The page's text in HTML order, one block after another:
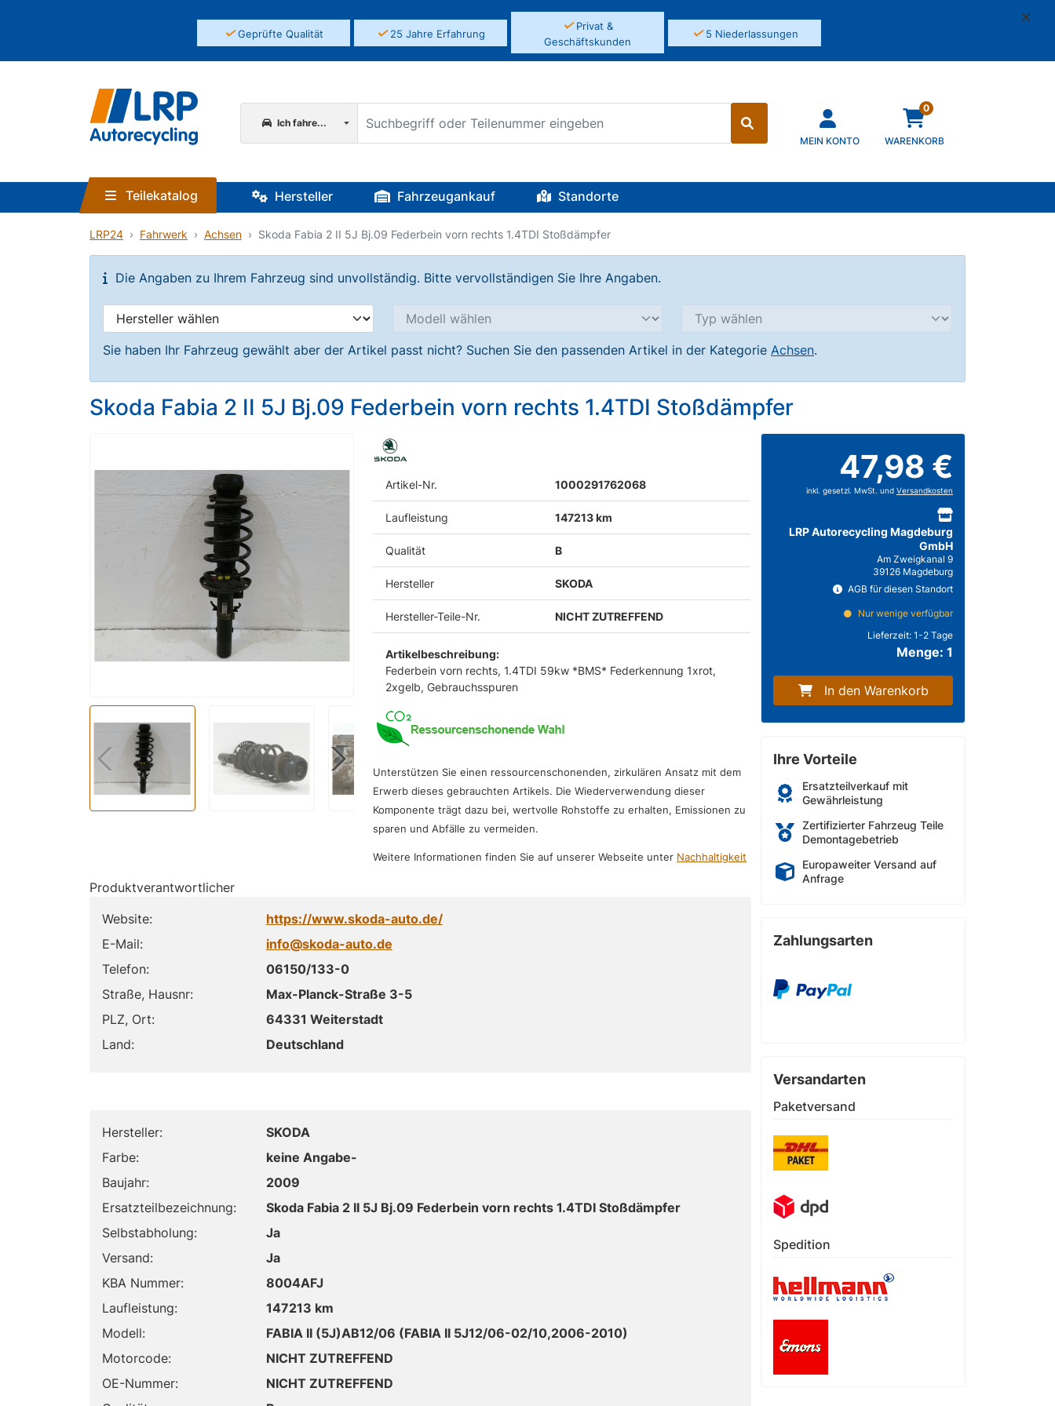
✓Geprüfte Qualität ✓25 Jahre Erfahrung
✓Privat &
Geschäftskunden
✓5 Niederlassungen
Ich fahre...
MEIN KONTO
0
WARENKORB
Teilekatalog Hersteller Fahrzeugankauf Standorte
LRP24 Fahrwerk Achsen Skoda Fabia 2 II 5J Bj.09 Federbein vorn rechts 1.4TDI Stoßdämpfer
Die Angaben zu Ihrem Fahrzeug sind unvollständig. Bitte vervollständigen Sie Ihre Angaben.
Sie haben Ihr Fahrzeug gewählt aber der Artikel passt nicht? Suchen Sie den passenden Artikel in der Kategorie Achsen.
Skoda Fabia 2 II 5J Bj.09 Federbein vorn rechts 1.4TDI Stoßdämpfer
Artikel-Nr. 1000291762068
Laufleistung 147213 km
Qualität B
Hersteller SKODA
Hersteller-Teile-Nr. NICHT ZUTREFFEND
Artikelbeschreibung:
Federbein vorn rechts, 1.4TDI 59kw *BMS* Federkennung 1xrot,
2xgelb, Gebrauchsspuren
Unterstützen Sie einen ressourcenschonenden, zirkulären Ansatz mit dem
Erwerb dieses gebrauchten Artikels. Die Wiederverwendung dieser
Komponente trägt dazu bei, wertvolle Rohstoffe zu erhalten, Emissionen zu
sparen und Abfälle zu vermeiden.
Weitere Informationen finden Sie auf unserer Webseite unter Nachhaltigkeit
Produktverantwortlicher
Website:
https://www.skoda-auto.de/
E-Mail:
info@skoda-auto.de
Telefon:
06150/133-0
Straße, Hausnr:
Max-Planck-Straße 3-5
PLZ, Ort:
64331 Weiterstadt
Land:
Deutschland
Hersteller:
SKODA
Farbe:
keine Angabe-
Baujahr:
2009
Ersatzteilbezeichnung:
Skoda Fabia 2 II 5J Bj.09 Federbein vorn rechts 1.4TDI Stoßdämpfer
Selbstabholung:
Ja
Versand:
Ja
KBA Nummer:
8004AFJ
Laufleistung:
147213 km
Modell:
FABIA II (5J)AB12/06 (FABIA II 5J12/06-02/10,2006-2010)
Motorcode:
NICHT ZUTREFFEND
OE-Nummer:
NICHT ZUTREFFEND
47,98 €
inkl. gesetzl. MwSt. und Versandkosten
LRP Autorecycling Magdeburg
GmbH
Am Zweigkanal 9
39126 Magdeburg
AGB für diesen Standort
Nur wenige verfügbar
Lieferzeit: 1-2 Tage
Menge: 1
In den Warenkorb
Ihre Vorteile
Ersatzteilverkauf mit
Gewährleistung
Zertifizierter Fahrzeug Teile
Demontagebetrieb
Europaweiter Versand auf
Anfrage
Zahlungsarten
Versandarten
Paketversand
Spedition